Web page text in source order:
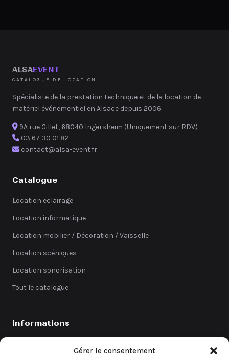
Gérer le consentement
ALSAEVENT
CATALOGUE DE LOCATION
Spécialiste de la prestation technique et de la location de
matériel événementiel en Alsace depuis 2006.
9A rue Gillet, 68040 Ingersheim (Uniquement sur RDV)
03 67 30 01 82
contact@alsa-event.fr
Catalogue
Location eclairage
Location informatique
Location mobilier / Décoration / Vaisselle
Location scéniques
Location sonorisation
Tout le catalogue
Informations